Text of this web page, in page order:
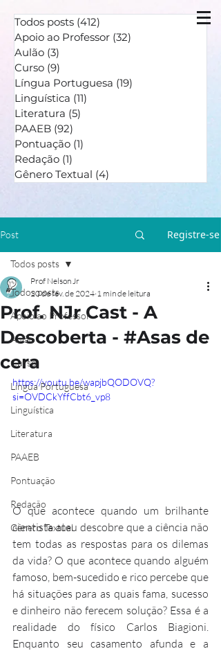
Todos posts (412)
Apoio ao Professor (32)
Aulão (3)
Curso (9)
Língua Portuguesa (19)
Linguística (11)
Literatura (5)
PAAEB (92)
Pontuação (1)
Redação (1)
Gênero Textual (4)
Post Registre-se
Todos posts
Apoio ao Professor
Aulão
Curso
Língua Portuguesa
Linguística
Literatura
PAAEB
Pontuação
Redação
Gênero Textual
Todos posts
Prof. NJr Cast - A
Descoberta - #Asas de
cera
Prof Nelson Jr
20 de fev. de 2024 1 min de leitura
https://youtu.be/wapjbQODOVQ?
si=OVDCkYffCbt6_vp8
O que acontece quando um brilhante
cientista ateu descobre que a ciência não
tem todas as respostas para os dilemas
da vida? O que acontece quando alguém
famoso, bem-sucedido e rico percebe que
há situações para as quais fama, sucesso
e dinheiro não ferecem solução? Essa é a
realidade do físico Carlos Biagioni.
Enquanto seu casamento afunda e a